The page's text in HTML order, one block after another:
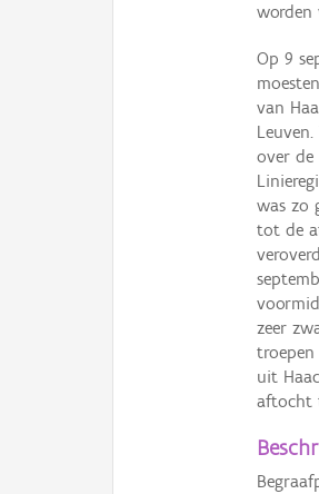
worden
Op 9
van
over de
was zo
tot de
zeer
troepen
uit
aftocht